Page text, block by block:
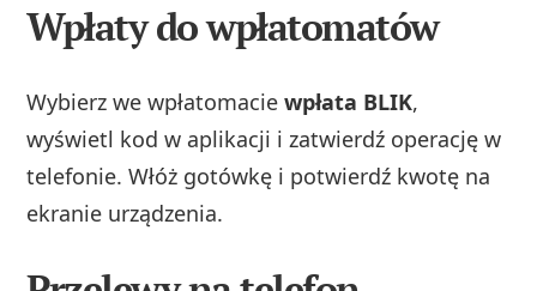
Wpłaty do wpłatomatów
Wybierz we wpłatomaciewpłata BLIK,
wyświetl kod w aplikacji i zatwierdź operację w
telefonie. Włóż gotówkę i potwierdź kwotę na
ekranie urządzenia.